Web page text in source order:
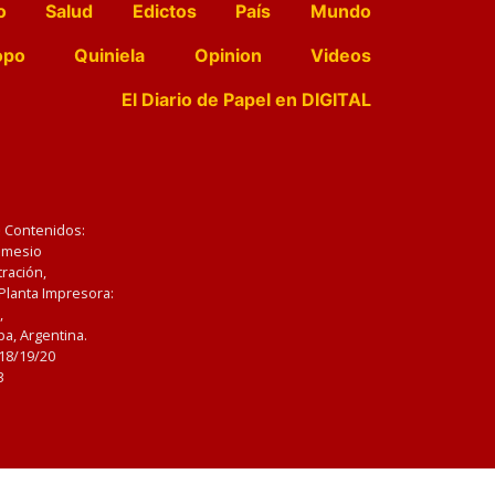
Salud Edictos País
Mundo
Quiniela Opinion
Videos
El Diario de Papel en DIGITAL
Impresora:
Argentina.
19/20